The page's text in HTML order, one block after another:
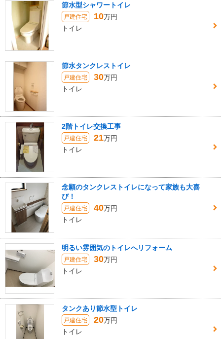
節水型シャワートイレ
戸建住宅 10万円
トイレ
節水タンクレストイレ
戸建住宅 30万円
トイレ
2階トイレ交換工事
戸建住宅 21万円
トイレ
念願のタンクレストイレになって家族も大喜
び！
戸建住宅 40万円
トイレ
明るい雰囲気のトイレへリフォーム
戸建住宅 30万円
トイレ
タンクあり節水型トイレ
戸建住宅 20万円
トイレ